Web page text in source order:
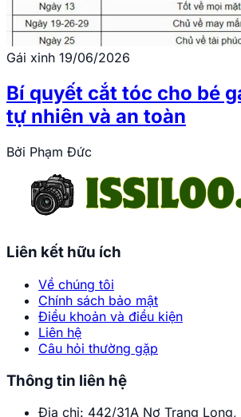
Gái xinh 19/06/2026
Bí quyết cắt tóc cho bé
tự nhiên và an toàn
Bởi Phạm Đức
Liên kết hữu ích
Về chúng tôi
Chính sách bảo mật
Điều khoản và điều kiện
Liên hệ
Câu hỏi thường gặp
Thông tin liên hệ
Địa chỉ: 442/31A Nơ Trang Long,